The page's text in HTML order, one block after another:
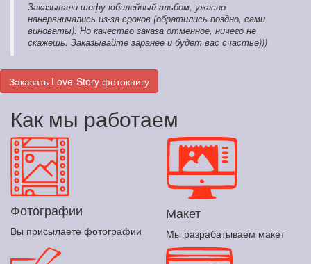
Заказывали шефу юбилейный альбом, ужасно
нанервничались из-за сроков (обратились поздно, сами
виноваты). Но качество заказа отменное, ничего не
скажешь. Заказывайте заранее и будет вас счастье)))
Заказать Love-Story фотокнигу
Как мы работаем
Фотографии
Вы присылаете фотографии
Макет
Мы разрабатываем макет